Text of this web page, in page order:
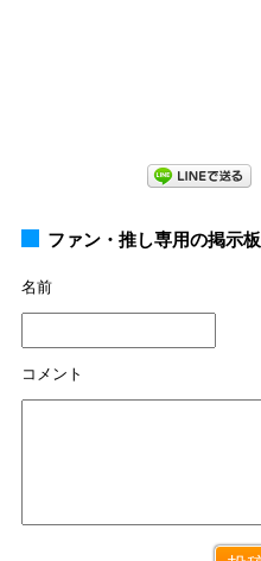
ファン・推し専用の掲示板
名前
コメント